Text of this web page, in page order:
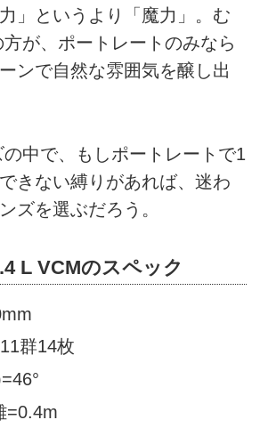
」というより「魔力」。む
が、ポートレートのみなら
ンで自然な雰囲気を醸し出
中で、もしポートレートで1
きない縛りがあれば、迷わ
ズを選ぶだろう。
L VCMのスペック
群14枚
=0.4m